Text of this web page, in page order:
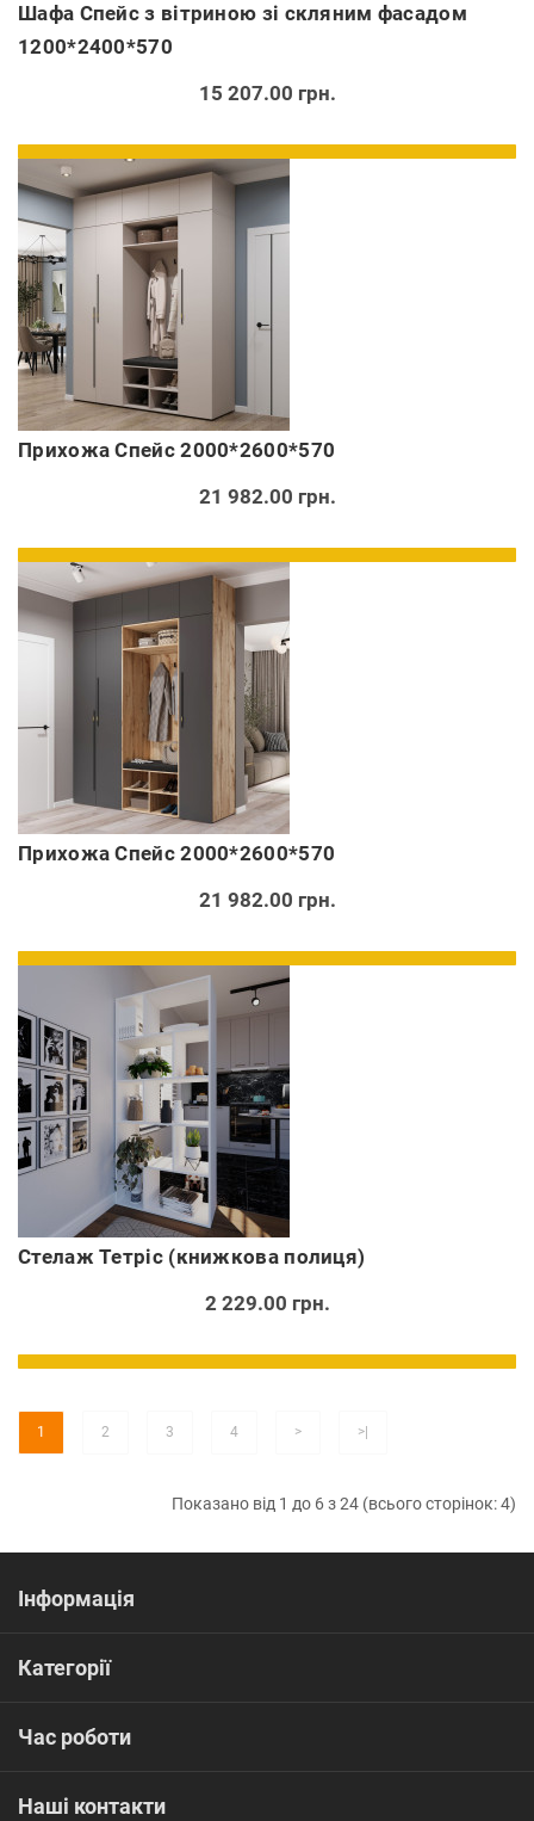
Шафа Спейс з вітриною зі скляним фасадом
1200*2400*570
15 207.00 грн.
Прихожа Спейс 2000*2600*570
21 982.00 грн.
Прихожа Спейс 2000*2600*570
21 982.00 грн.
Стелаж Тетріс (книжкова полиця)
2 229.00 грн.
1 2 3 4 > >|
Показано від 1 до 6 з 24 (всього сторінок: 4)
Інформація
Категорії
Час роботи
Наші контакти